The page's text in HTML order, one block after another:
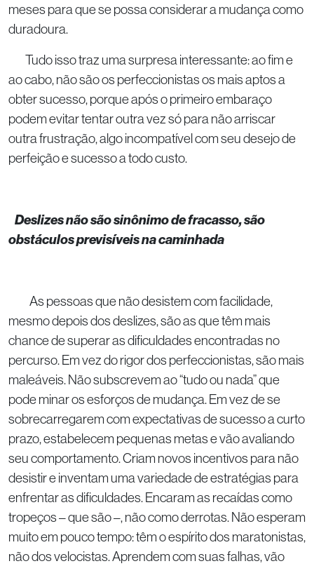
meses para que se possa considerar a mudança como
duradoura.
Tudo isso traz uma surpresa interessante: ao fim e
ao cabo, não são os perfeccionistas os mais aptos a
obter sucesso, porque após o primeiro embaraço
podem evitar tentar outra vez só para não arriscar
outra frustração, algo incompatível com seu desejo de
perfeição e sucesso a todo custo.
Deslizes não são sinônimo de fracasso, são
obstáculos previsíveis na caminhada
As pessoas que não desistem com facilidade,
mesmo depois dos deslizes, são as que têm mais
chance de superar as dificuldades encontradas no
percurso. Em vez do rigor dos perfeccionistas, são mais
maleáveis. Não subscrevem ao “tudo ou nada” que
pode minar os esforços de mudança. Em vez de se
sobrecarregarem com expectativas de sucesso a curto
prazo, estabelecem pequenas metas e vão avaliando
seu comportamento. Criam novos incentivos para não
desistir e inventam uma variedade de estratégias para
enfrentar as dificuldades. Encaram as recaídas como
tropeços – que são –, não como derrotas. Não esperam
muito em pouco tempo: têm o espírito dos maratonistas,
não dos velocistas. Aprendem com suas falhas, vão